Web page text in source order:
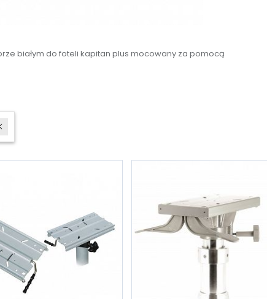
białym do foteli kapitan plus mocowany za pomocą